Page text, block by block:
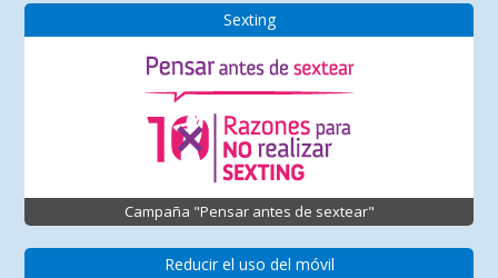
Sexting
Campaña "Pensar antes de sextear"
Reducir el uso del móvil